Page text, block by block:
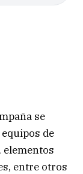
se
de
elementos
entre otros